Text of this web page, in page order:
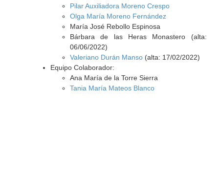
Pilar Auxiliadora Moreno Crespo
Olga María Moreno Fernández
María José Rebollo Espinosa
Bárbara de las Heras Monastero (alta:
06/06/2022)
Valeriano Durán Manso(alta: 17/02/2022)
Equipo Colaborador:
Ana María de la Torre Sierra
Tania María Mateos Blanco